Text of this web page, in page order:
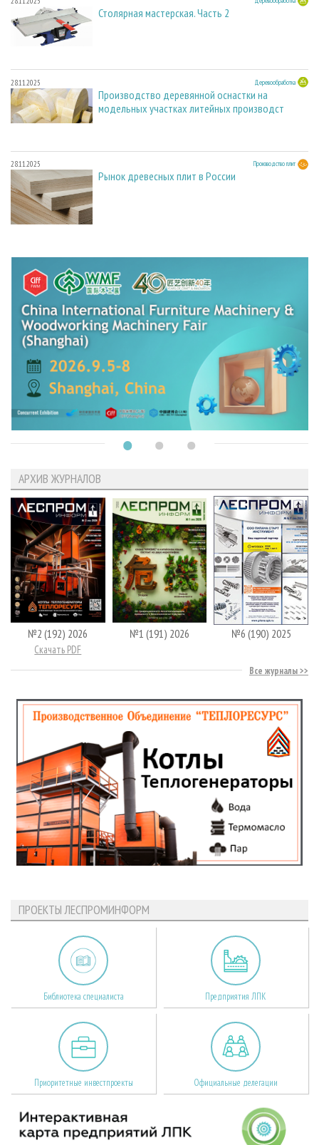
Столярная мастерская. Часть 2
28.11.2025 Деревообработка
Производство деревянной оснастки на
модельных участках литейных производст
28.11.2025 Производство плит
Рынок древесных плит в России
АРХИВ ЖУРНАЛОВ
№2 (192) 2026
Скачать PDF
№1 (191) 2026 №6 (190) 2025
Все журналы
ПРОЕКТЫ ЛЕСПРОМИНФОРМ
Библиотека специалиста Предприятия ЛПК
Приоритетные инвестпроекты Официальные делегации